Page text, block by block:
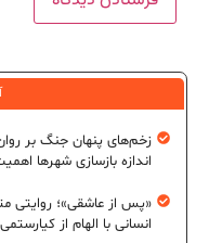
زخم‌های پنهان جنگ بر
اندازه بازسازی شهرها
«پس از عاشقی»؛ روایتی
انسانی با الهام از کیارستمی